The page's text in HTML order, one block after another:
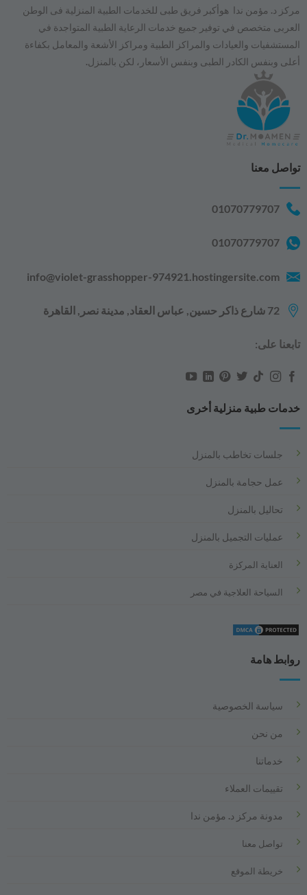
مركز د. مؤمن ندا هوأكبر فريق طبى للخدمات الطبية المنزلية فى الوطن
العربى متخصص في توفير جميع خدمات الرعاية الطبية المتواجدة في
المستشفيات والعيادات والمراكز الطبية ومراكز الأشعة والمعامل بكفاءة
أعلى وبنفس الكادر الطبى وبنفس الأسعار، لكن بالمنزل.
تواصل معنا
01070779707
01070779707
info@violet-grasshopper-974921.hostingersite.com
72 شارع ذاكر حسين, عباس العقاد, مدينة نصر, القاهرة‬‬
تابعنا على:
خدمات طبية منزلية أخرى
جلسات تخاطب بالمنزل
عمل حجامة بالمنزل
تحاليل بالمنزل
عمليات التجميل بالمنزل
العناية المركزة
السياحة العلاجية في مصر
روابط هامة
سياسة الخصوصية
من نحن
خدماتنا
تقييمات العملاء
مدونة مركز د. مؤمن ندا
تواصل معنا
خريطة الموقع